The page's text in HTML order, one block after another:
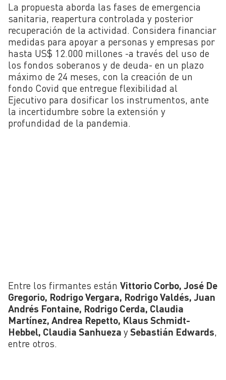
La propuesta aborda las fases de emergencia
sanitaria, reapertura controlada y posterior
recuperación de la actividad. Considera financiar
medidas para apoyar a personas y empresas por
hasta US$ 12.000 millones -a través del uso de
los fondos soberanos y de deuda- en un plazo
máximo de 24 meses, con la creación de un
fondo Covid que entregue flexibilidad al
Ejecutivo para dosificar los instrumentos, ante
la incertidumbre sobre la extensión y
profundidad de la pandemia.
Entre los firmantes están Vittorio Corbo, José De
Gregorio, Rodrigo Vergara, Rodrigo Valdés, Juan
Andrés Fontaine, Rodrigo Cerda, Claudia
Martínez, Andrea Repetto, Klaus Schmidt-
Hebbel, Claudia Sanhueza ySebastián Edwards,
entre otros.